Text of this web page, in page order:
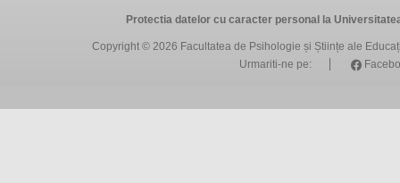
Protectia datelor cu caracter personal la
Copyright © 2026 Facultatea de Psihologie și Științe ale
Urmariti-ne pe: